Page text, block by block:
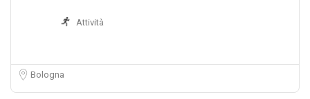
Attività
Bologna